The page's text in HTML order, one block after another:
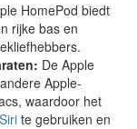
HomePod biedt
rijke bas en
De Apple
Apple-
waardoor het
Siri te gebruiken en